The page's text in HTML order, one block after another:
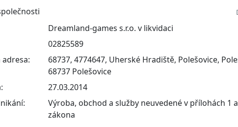
Dreamland-games s.r.o. v likvidaci
02825589
68737, 4774647, Uherské Hradiště, Polešovice,
68737 Polešovice
27.03.2014
Výroba, obchod a služby neuvedené v přílohách 1
zákona